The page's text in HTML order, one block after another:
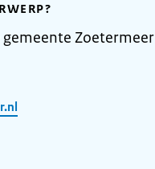
Zoetermeer